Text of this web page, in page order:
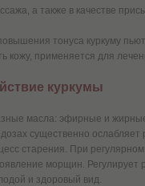
а также в качестве
тонуса куркуму
кожу, применяется для
куркумы
масла: эфирные и
существенно
старения. При
морщин. Регулирует
и здоровый вид.